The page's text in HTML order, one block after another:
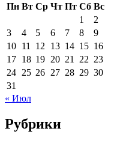
Пн Вт Ср Чт Пт Сб Вс
1
2
3
4 5 6 7 8
9
10 11 12 13 14 15 16
17 18 19 20 21 22 23
24 25 26 27 28 29 30
31
« Июл
Рубрики